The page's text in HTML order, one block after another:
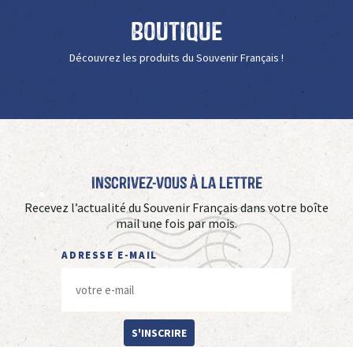
Boutique
Découvrez les produits du Souvenir Français !
Inscrivez-vous à La Lettre
Recevez l’actualité du Souvenir Français dans votre boîte
mail une fois par mois.
ADRESSE E-MAIL
S'INSCRIRE